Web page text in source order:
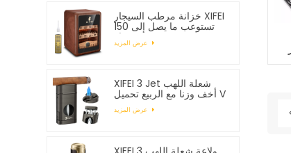
خزانة مرطب السيجار XIFEI
تستوعب ما يصل إلى 150
سيجار
XIFEI 3 Jet شعلة اللهب
أخف وزنا مع الربيع تحميل V
القاطع